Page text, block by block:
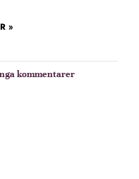
»
kommentarer